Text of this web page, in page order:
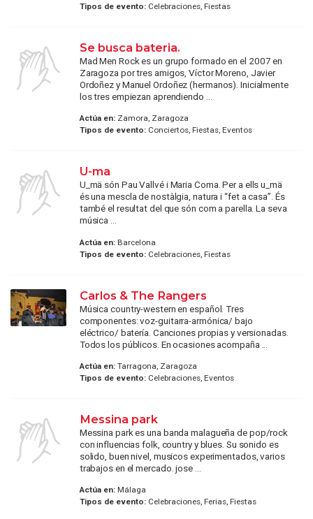
Tipos de evento:Celebraciones, Fiestas
Se busca bateria.
Mad Men Rock es un grupo formado en el 2007 en
Zaragoza por tres amigos, Víctor Moreno, Javier
Ordoñez y Manuel Ordoñez (hermanos). Inicialmente
los tres empiezan aprendiendo ...
Actúa en:Zamora, Zaragoza
Tipos de evento:Conciertos, Fiestas, Eventos
U-ma
U_mä són Pau Vallvé i Maria Coma. Per a ells u_mä
és una mescla de nostàlgia, natura i “fet a casa”. És
també el resultat del que són com a parella. La seva
música ...
Actúa en:Barcelona
Tipos de evento:Celebraciones, Fiestas
Carlos & The Rangers
Música country-western en español. Tres
componentes: voz-guitarra-armónica/ bajo
eléctrico/ batería. Canciones propias y versionadas.
Todos los públicos. En ocasiones acompaña ...
Actúa en:Tarragona, Zaragoza
Tipos de evento:Celebraciones, Eventos
Messina park
Messina park es una banda malagueña de pop/rock
con influencias folk, country y blues. Su sonido es
solido, buen nivel, musicos experimentados, varios
trabajos en el mercado. jose ...
Actúa en:Málaga
Tipos de evento:Celebraciones, Ferias, Fiestas